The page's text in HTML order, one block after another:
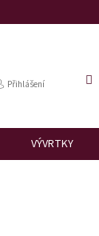
Přihlášení
VÝVRTKY